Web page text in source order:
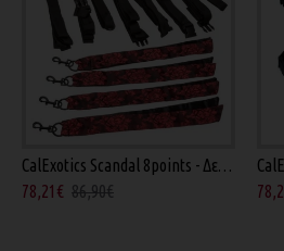
CalExotics Scandal 8points - Δεσίματα Κρεβατιού
78,21€ 86,90€